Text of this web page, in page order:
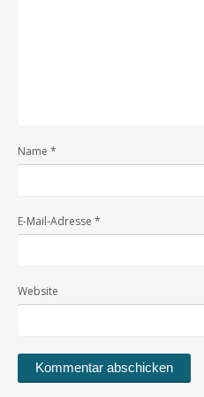
Name *
E-Mail-Adresse *
Website